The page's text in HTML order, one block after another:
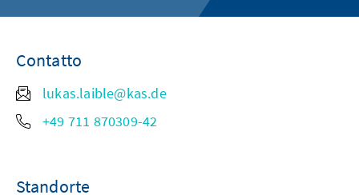
Contatto
lukas.laible@kas.de
+49 711 870309-42
Standorte